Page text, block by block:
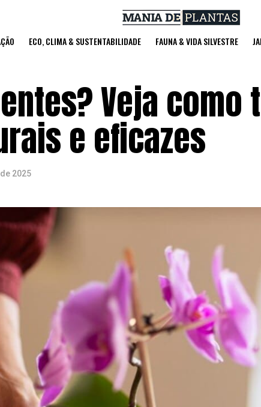
ECO, CLIMA & SUSTENTABILIDADE FAUNA & VIDA SILVESTRE
Veja como
e eficazes
2025